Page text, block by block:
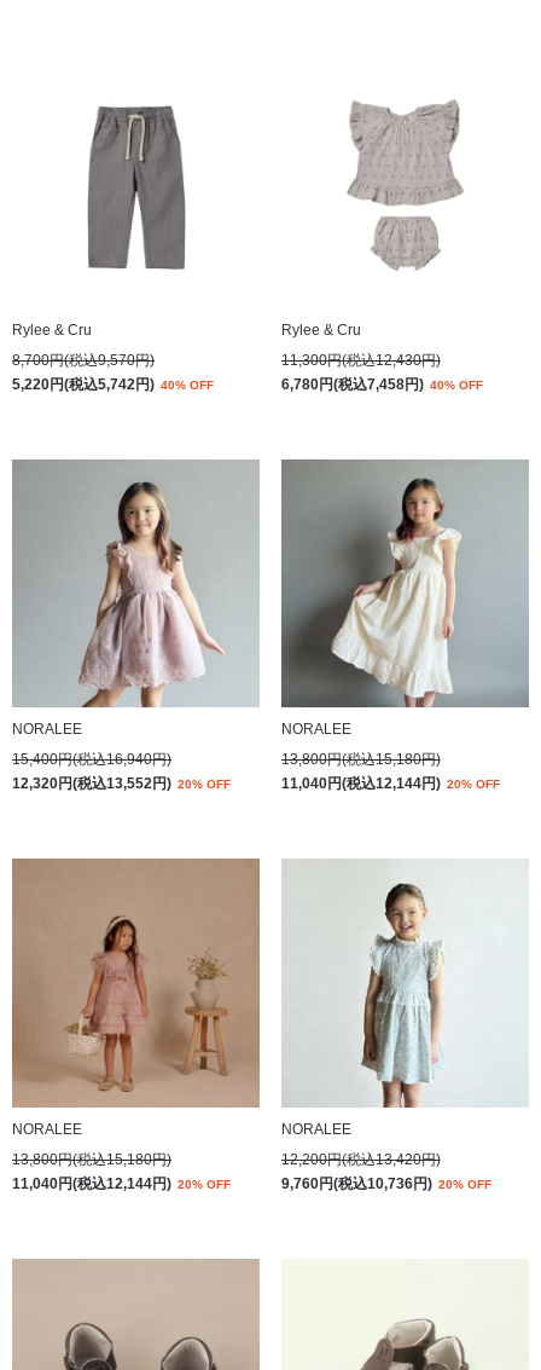
Rylee & Cru
8,700円(税込9,570円)
5,220円(税込5,742円) 40% OFF
Rylee & Cru
11,300円(税込12,430円)
6,780円(税込7,458円) 40% OFF
NORALEE
15,400円(税込16,940円)
12,320円(税込13,552円) 20% OFF
NORALEE
13,800円(税込15,180円)
11,040円(税込12,144円) 20% OFF
NORALEE
13,800円(税込15,180円)
11,040円(税込12,144円) 20% OFF
NORALEE
12,200円(税込13,420円)
9,760円(税込10,736円) 20% OFF